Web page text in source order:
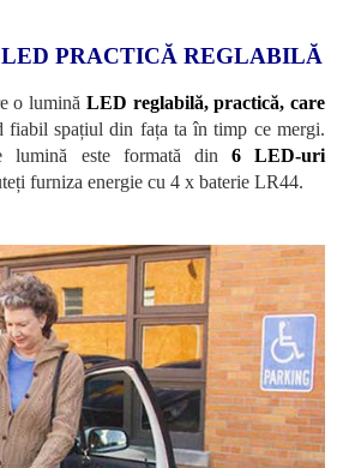
PRACTICĂ REGLABILĂ
o lumină LED reglabilă, practică, care
fiabil spațiul din fața ta în timp ce mergi.
lumină este formată din 6 LED-uri
furniza energie cu 4 x baterie LR44.